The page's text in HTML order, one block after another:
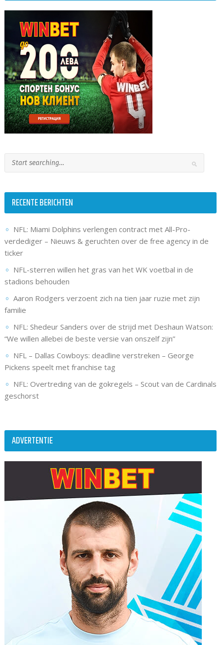
RECENTE BERICHTEN
NFL: Miami Dolphins verlengen contract met All-Pro-
verdediger – Nieuws & geruchten over de free agency in de
ticker
NFL-sterren willen het gras van het WK voetbal in de
stadions behouden
Aaron Rodgers verzoent zich na tien jaar ruzie met zijn
familie
NFL: Shedeur Sanders over de strijd met Deshaun Watson:
“We willen allebei de beste versie van onszelf zijn”
NFL – Dallas Cowboys: deadline verstreken – George
Pickens speelt met franchise tag
NFL: Overtreding van de gokregels – Scout van de Cardinals
geschorst
ADVERTENTIE